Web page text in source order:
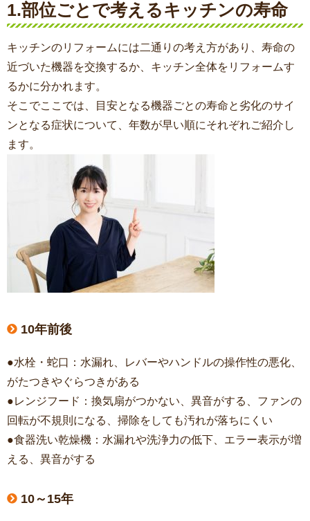
1.部位ごとで考えるキッチンの寿命
キッチンのリフォームには二通りの考え方があり、寿命の
近づいた機器を交換するか、キッチン全体をリフォームす
るかに分かれます。
そこでここでは、目安となる機器ごとの寿命と劣化のサイ
ンとなる症状について、年数が早い順にそれぞれご紹介し
ます。
10年前後
●水栓・蛇口：水漏れ、レバーやハンドルの操作性の悪化、
がたつきやぐらつきがある
●レンジフード：換気扇がつかない、異音がする、ファンの
回転が不規則になる、掃除をしても汚れが落ちにくい
●食器洗い乾燥機：水漏れや洗浄力の低下、エラー表示が増
える、異音がする
10～15年